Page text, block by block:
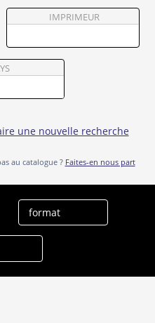
IMPRIMEUR
une nouvelle recherche
au catalogue ? Faites-en nous part